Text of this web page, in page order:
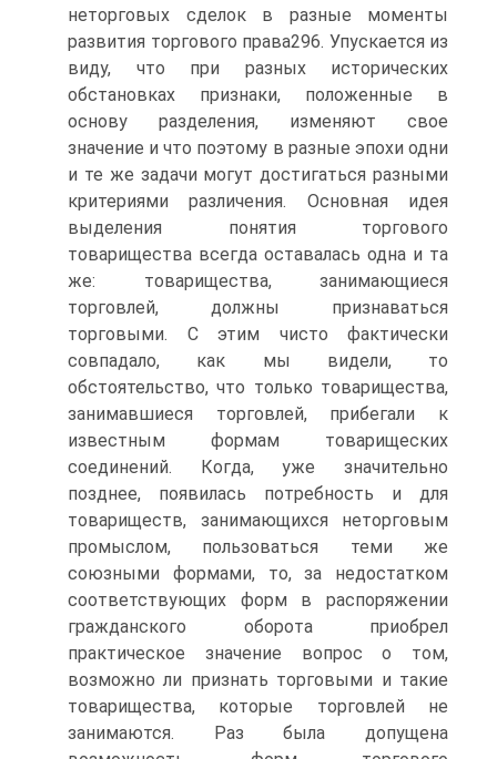
неторговых сделок в разные моменты
развития торгового права296. Упускается из
виду, что при разных исторических
обстановках признаки, положенные в
основу разделения, изменяют свое
значение и что поэтому в разные эпохи одни
и те же задачи могут достигаться разными
критериями различения. Основная идея
выделения понятия торгового
товарищества всегда оставалась одна и та
же: товарищества, занимающиеся
торговлей, должны признаваться
торговыми. С этим чисто фактически
совпадало, как мы видели, то
обстоятельство, что только товарищества,
занимавшиеся торговлей, прибегали к
известным формам товарищеских
соединений. Когда, уже значительно
позднее, появилась потребность и для
товариществ, занимающихся неторговым
промыслом, пользоваться теми же
союзными формами, то, за недостатком
соответствующих форм в распоряжении
гражданского оборота приобрел
практическое значение вопрос о том,
возможно ли признать торговыми и такие
товарищества, которые торговлей не
занимаются. Раз была допущена